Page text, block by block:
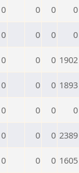
0 0 0 0
0 0 0 0
0 0 0 1902
0 0 0 1893
0 0 0 0
0 0 0 2389
0 0 0 1605